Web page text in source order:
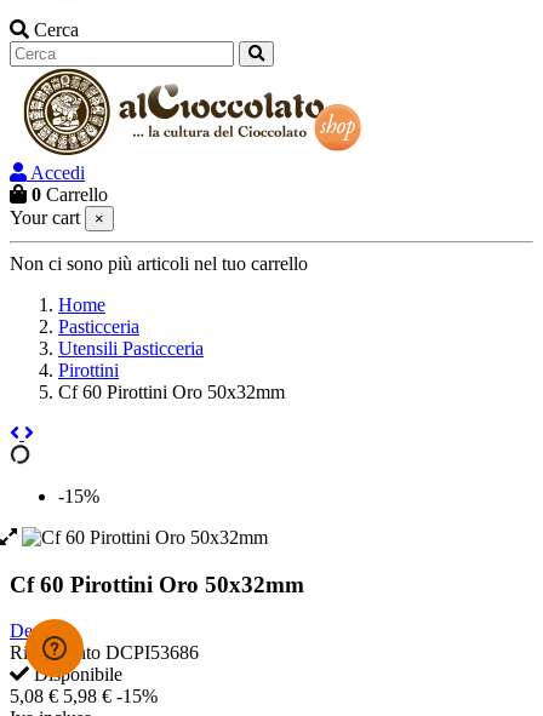
Cerca
Accedi
0 Carrello
Your cart
×
Non ci sono più articoli nel tuo carrello
Home
Pasticceria
Utensili Pasticceria
Pirottini
Cf 60 Pirottini Oro 50x32mm
-15%
Cf 60 Pirottini Oro 50x32mm
Decora
Riferimento DCPI53686
Disponibile
5,08 € 5,98 € -15%